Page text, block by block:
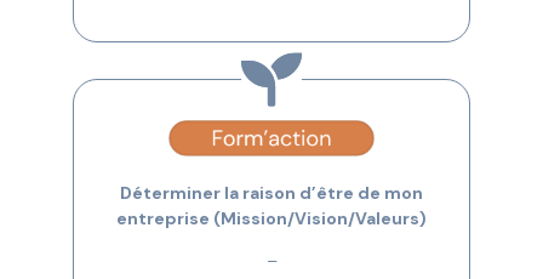
Déterminer la raison d’être de mon
entreprise (Mission/Vision/Valeurs)
–